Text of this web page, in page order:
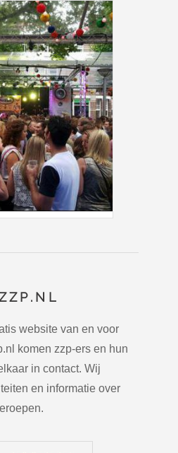
website van en voor
komen zzp-ers en hun
in contact. Wij
en informatie over